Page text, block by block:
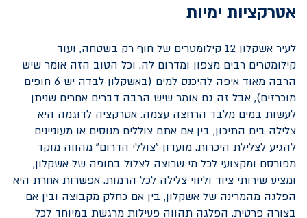
אטרקציות ימיות
לעיר אשקלון 12 קילומטרים של חוף רק בשטחה, ועוד
קילומטרים רבים מצפון ומדרום לה. וכל הטוב הזה אומר שיש
הרבה מאוד איפה להיכנס למים (באשקלון לבדה יש 6 חופים
מוכרזים), אבל זה גם אומר שיש הרבה דברים אחרים שניתן
לעשות במים מלבד הרחצה עצמה. אטרקציה לדוגמה היא
צלילה בים התיכון, בין אם אתם צוללים מנוסים או מעוניינים
להגיע לצלילת היכרות. מועדון "צוללי הדרום" מהווה מוקד
מפורסם ומקצועי לכל מי שרוצה לצלול בחופה של אשקלון,
ומציע שירותי ציוד וליווי צלילה לכל הרמות. אפשרות אחרת היא
הפלגה מהמרינה של אשקלון, בין אם כחלק מקבוצה ובין אם
בצורה פרטית. הפלגה תהווה פעילות מרגשת במיוחד לכל